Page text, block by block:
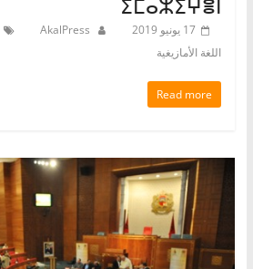
ⵉⵎⴰⵣⵉⵖⴻⵏ
17 يونيو 2019 AkalPress
اللغة الأمازيغية
Read more